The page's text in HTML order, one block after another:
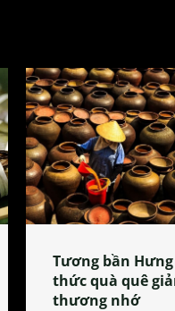
Tương bần Hưng
thức quà quê
thương nhớ